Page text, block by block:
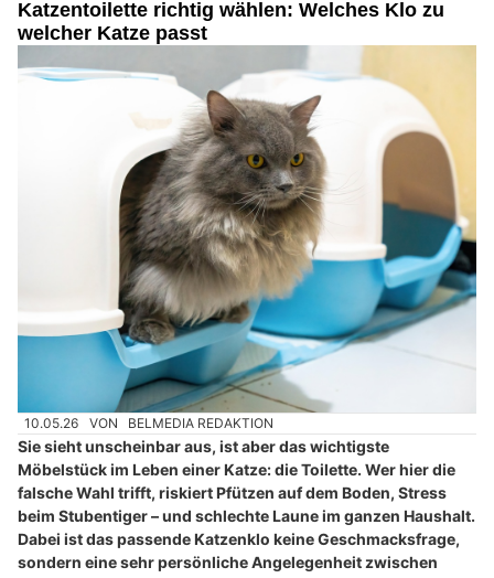
Katzentoilette richtig wählen: Welches Klo zu
welcher Katze passt
10.05.26 VON BELMEDIA REDAKTION
Sie sieht unscheinbar aus, ist aber das wichtigste
Möbelstück im Leben einer Katze: die Toilette. Wer hier die
falsche Wahl trifft, riskiert Pfützen auf dem Boden, Stress
beim Stubentiger – und schlechte Laune im ganzen Haushalt.
Dabei ist das passende Katzenklo keine Geschmacksfrage,
sondern eine sehr persönliche Angelegenheit zwischen